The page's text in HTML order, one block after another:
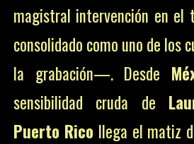
magistral intervención en el
consolidado como uno de los
la grabación—. Desde
sensibilidad cruda de
Puerto Rico llega el matiz